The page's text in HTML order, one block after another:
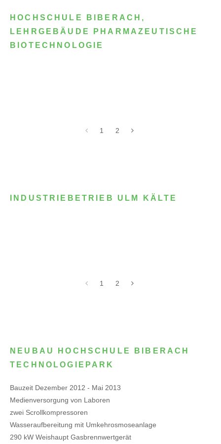
HOCHSCHULE BIBERACH,
LEHRGEBÄUDE PHARMAZEUTISCHE
BIOTECHNOLOGIE
1 2
INDUSTRIEBETRIEB ULM KÄLTE
1 2
NEUBAU HOCHSCHULE BIBERACH
TECHNOLOGIEPARK
Bauzeit Dezember 2012 - Mai 2013
Medienversorgung von Laboren
zwei Scrollkompressoren
Wasseraufbereitung mit Umkehrosmoseanlage
290 kW Weishaupt Gasbrennwertgerät